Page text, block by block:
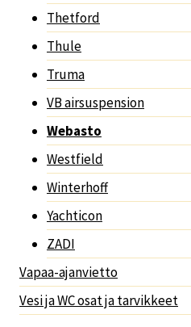
Thetford
Thule
Truma
VB airsuspension
Webasto
Westfield
Winterhoff
Yachticon
ZADI
Vapaa-ajanvietto
Vesi ja WC osat ja tarvikkeet